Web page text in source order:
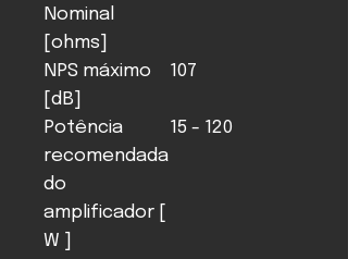
Nominal
[ohms]
NPS máximo
[dB]
107
Potência
recomendada
do
amplificador [
W ]
15 - 120